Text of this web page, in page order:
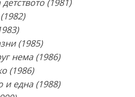
(1981)
(1985)
нема (1986)
(1986)
и една (1988)